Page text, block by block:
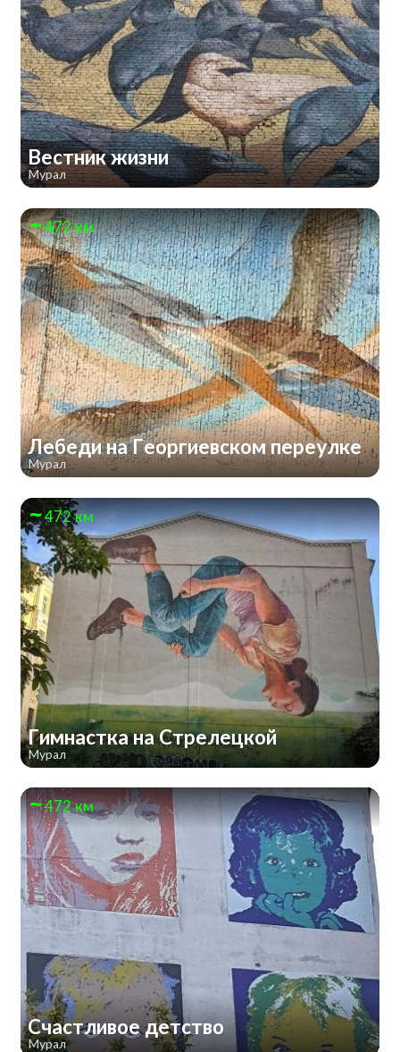
Вестник жизни
Мурал
472 км
Лебеди на Георгиевском переулке
Мурал
472 км
Гимнастка на Стрелецкой
Мурал
472 км
Счастливое детство
Мурал